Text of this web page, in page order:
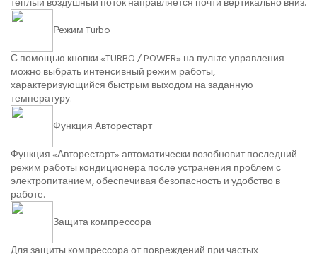
Режим Turbo
С помощью кнопки «TURBO / POWER» на пульте управления
можно выбрать интенсивный режим работы,
характеризующийся быстрым выходом на заданную
температуру.
Функция Авторестарт
Функция «Авторестарт» автоматически возобновит последний
режим работы кондиционера после устранения проблем с
электропитанием, обеспечивая безопасность и удобство в
работе.
Защита компрессора
Для защиты компрессора от повреждений при частых